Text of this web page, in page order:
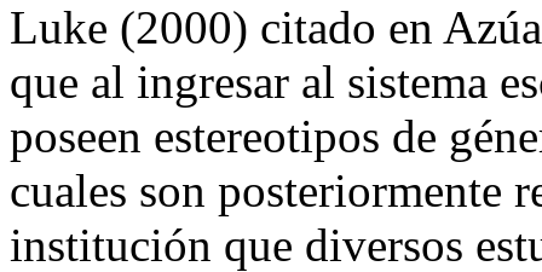
Luke (2000) citado en
que al ingresar al sistema
poseen estereotipos de
cuales son posteriormente
institución que diversos